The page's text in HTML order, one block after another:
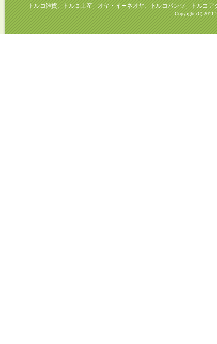
トルコ雑貨、トルコ土産、オヤ・イーネオヤ、トルコパンツ、トルコアク
Copyright (C) 2011-